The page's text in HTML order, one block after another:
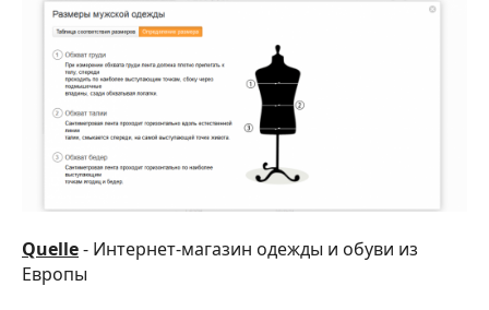
Quelle- Интернет-магазин одежды и обуви из
Европы